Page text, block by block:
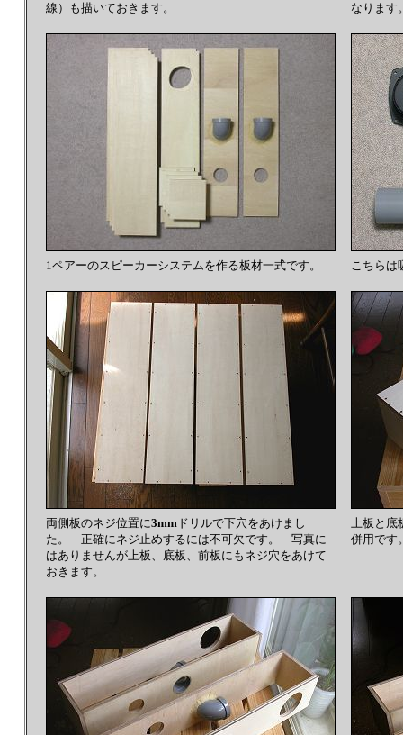
線）も描いておきます。
なります
1ペアーのスピーカーシステムを作る板材一式です。 こちらは
両側板のネジ位置に3mm ドリルで下穴をあけまし
た。 正確にネジ止めするには不可欠です。 写真に
はありませんが上板、底板、前板にもネジ穴をあけて
おきます。
上板と底
併用です